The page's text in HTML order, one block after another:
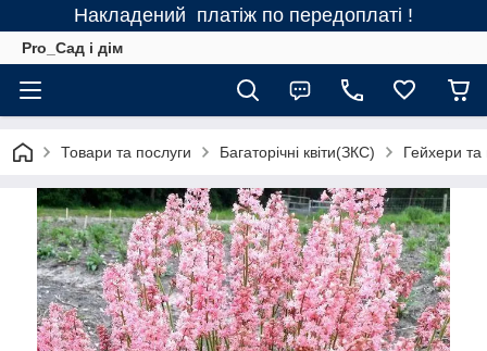
Накладений платіж по передоплаті !
Pro_Сад і дім
Товари та послуги Багаторічні квіти(ЗКС) Гейхери та